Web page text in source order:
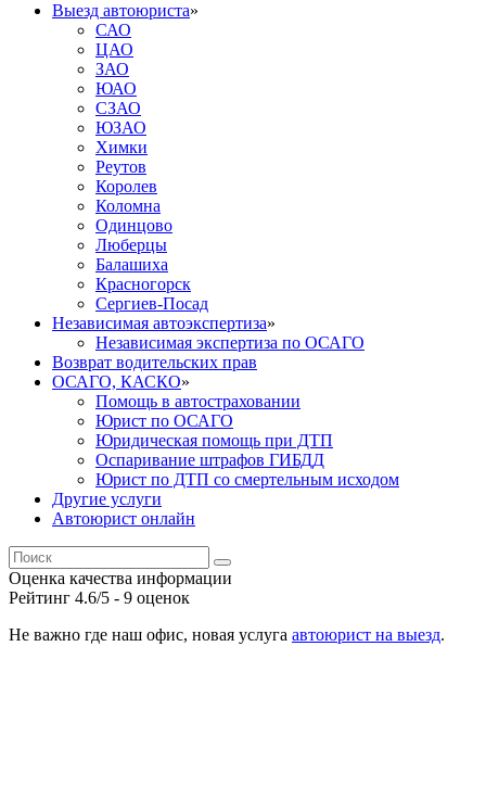
Выезд автоюриста»
САО
ЦАО
ЗАО
ЮАО
СЗАО
ЮЗАО
Химки
Реутов
Королев
Коломна
Одинцово
Люберцы
Балашиха
Красногорск
Сергиев-Посад
Независимая автоэкспертиза»
Независимая экспертиза по ОСАГО
Возврат водительских прав
ОСАГО, КАСКО»
Помощь в автостраховании
Юрист по ОСАГО
Юридическая помощь при ДТП
Оспаривание штрафов ГИБДД
Юрист по ДТП со смертельным исходом
Другие услуги
Автоюрист онлайн
Оценка качества информации
Рейтинг 4.6/5 - 9 оценок
Не важно где наш офис, новая услуга автоюрист на выезд.